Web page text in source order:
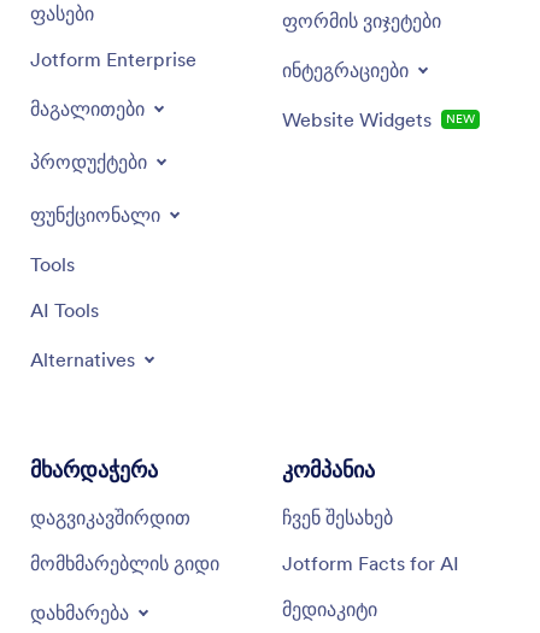
ფასები
Jotform Enterprise
მაგალითები
პროდუქტები
ფუნქციონალი
Tools
AI Tools
Alternatives
ფორმის ვიჯეტები
ინტეგრაციები
Website Widgets NEW
მხარდაჭერა
დაგვიკავშირდით
მომხმარებლის გიდი
დახმარება
კომპანია
ჩვენ შესახებ
Jotform Facts for AI
მედიაკიტი